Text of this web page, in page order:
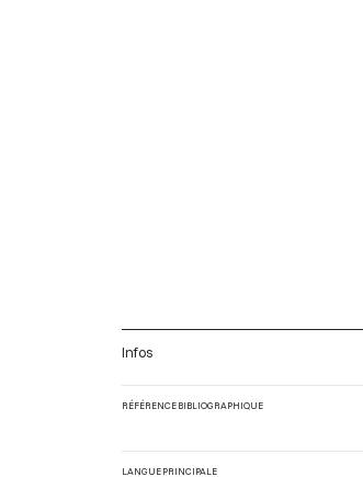
Infos
RÉFÉRENCE BIBLIOGRAPHIQUE
LANGUE PRINCIPALE